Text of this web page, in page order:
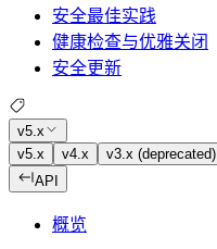
安全最佳实践
健康检查与优雅关闭
安全更新
v5.x
v5.x
v4.x
v3.x (deprecated)
API
概览